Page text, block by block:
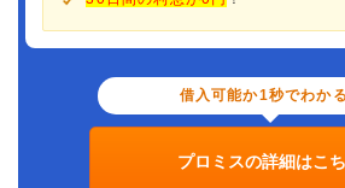
借入可能か1秒でわか
プロミスの詳細はこ